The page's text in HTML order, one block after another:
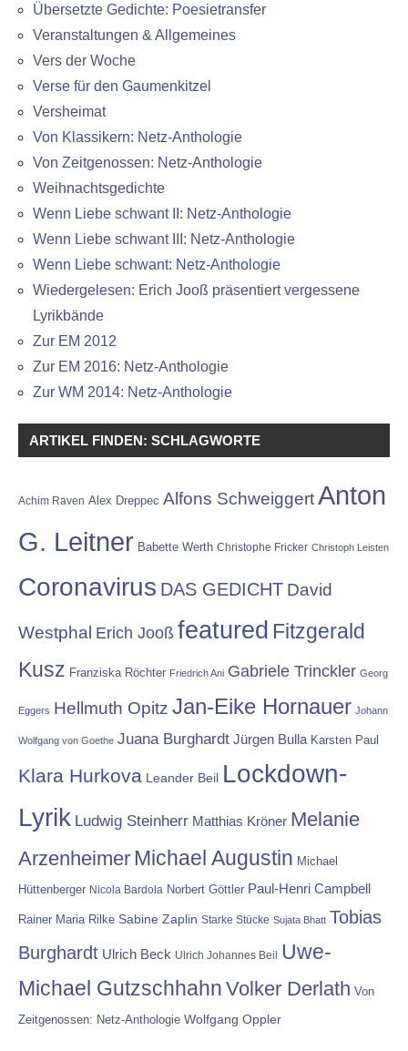
Übersetzte Gedichte: Poesietransfer
Veranstaltungen & Allgemeines
Vers der Woche
Verse für den Gaumenkitzel
Versheimat
Von Klassikern: Netz-Anthologie
Von Zeitgenossen: Netz-Anthologie
Weihnachtsgedichte
Wenn Liebe schwant II: Netz-Anthologie
Wenn Liebe schwant III: Netz-Anthologie
Wenn Liebe schwant: Netz-Anthologie
Wiedergelesen: Erich Jooß präsentiert vergessene
Lyrikbände
Zur EM 2012
Zur EM 2016: Netz-Anthologie
Zur WM 2014: Netz-Anthologie
ARTIKEL FINDEN: SCHLAGWORTE
Achim Raven Alex Dreppec Alfons Schweiggert Anton
G. Leitner Babette Werth Christophe Fricker Christoph Leisten
Coronavirus DAS GEDICHT David
Westphal Erich Jooß featured Fitzgerald
Kusz Franziska Röchter Friedrich Ani Gabriele Trinckler Georg
Eggers Hellmuth Opitz Jan-Eike Hornauer Johann
Wolfgang von Goethe Juana Burghardt Jürgen Bulla Karsten Paul
Klara Hurkova Leander Beil Lockdown-
Lyrik Ludwig Steinherr Matthias Kröner Melanie
Arzenheimer Michael Augustin Michael
Hüttenberger Nicola Bardola Norbert Göttler Paul-Henri Campbell
Rainer Maria Rilke Sabine Zaplin Starke Stücke Sujata Bhatt Tobias
Burghardt Ulrich Beck Ulrich Johannes Beil Uwe-
Michael Gutzschhahn Volker Derlath Von
Zeitgenossen: Netz-Anthologie Wolfgang Oppler